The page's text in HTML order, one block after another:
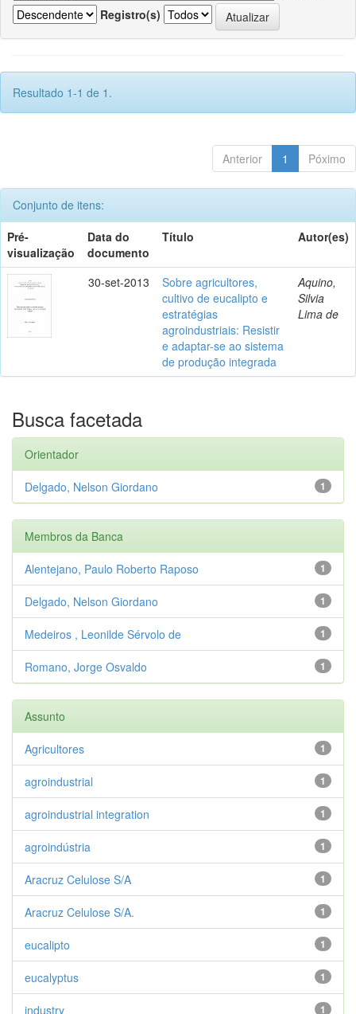
Registro(s)
Resultado 1-1 de 1.
Anterior 1 Póximo
Conjunto de itens:
Pré-
visualização
Data do
documento
Título Autor(es)
30-set-2013
Sobre agricultores,
cultivo de eucalipto e
estratégias
agroindustriais: Resistir
e adaptar-se ao sistema
de produção integrada
Aquino,
Silvia
Lima de
Busca facetada
Orientador
1
Delgado, Nelson Giordano
Membros da Banca
1
Alentejano, Paulo Roberto Raposo
1
Delgado, Nelson Giordano
1
Medeiros , Leonilde Sérvolo de
1
Romano, Jorge Osvaldo
Assunto
1
Agricultores
1
agroindustrial
1
agroindustrial integration
1
agroindústria
1
Aracruz Celulose S/A
1
Aracruz Celulose S/A.
1
eucalipto
1
eucalyptus
1
industry